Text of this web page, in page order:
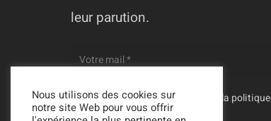
leur parution.
En vous inscrivant, vous acceptez la
confidentialitéde Ecrit-Tout
Nous utilisons des cookies sur
notre site Web pour vous offrir